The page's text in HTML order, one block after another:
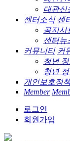
대관신
센터소식 센
공지사
센터뉴
커뮤니티 커
청년
청년
개인보호정
Member
로그인
회원가입